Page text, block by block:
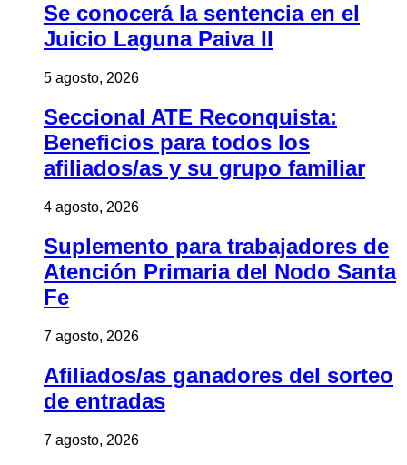
Se conocerá la sentencia en el
Juicio Laguna Paiva II
5 agosto, 2026
Seccional ATE Reconquista:
Beneficios para todos los
afiliados/as y su grupo familiar
4 agosto, 2026
Suplemento para trabajadores de
Atención Primaria del Nodo Santa
Fe
7 agosto, 2026
Afiliados/as ganadores del sorteo
de entradas
7 agosto, 2026